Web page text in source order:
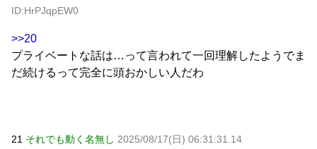
ID:HrPJqpEW0
>>20
プライベートな話は…って言われて一回理解したようでま
だ続けるって完全に頭おかしい人だわ
21 それでも動く名無し 2025/08/17(日) 06:31:31.14